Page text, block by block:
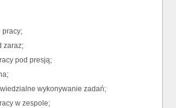
pracy;
zaraz;
pod presją;
wykonywanie zadań;
w zespole;